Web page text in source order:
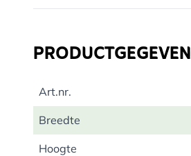
Johan Braeckman schreef
Art.nr.
Breedte
Hoogte